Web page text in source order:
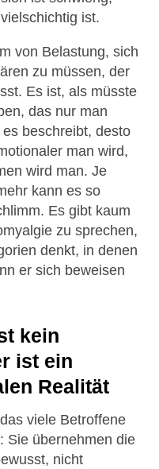
ist.
von Belastung, sich
zu müssen, der
Es ist, als müsste
das nur man
beschreibt, desto
man wird,
wird man. Je
kann es so
Es gibt kaum
zu sprechen,
denkt, in denen
er sich beweisen
kein
ist ein
Realität
viele Betroffene
Sie übernehmen die
nicht